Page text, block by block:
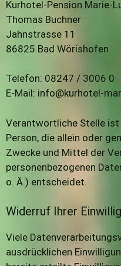
Kurhotel-Pension Marie-
Thomas Buchner
Jahnstrasse 11
86825 Bad Wörishofen
Telefon: 08247 / 3006 0
E-Mail: info@kurhotel-
Verantwortliche Stelle
Person, die allein oder
Zwecke und Mittel der
personenbezogenen
o. Ä.) entscheidet.
Widerruf Ihrer
Viele
ausdrücklichen